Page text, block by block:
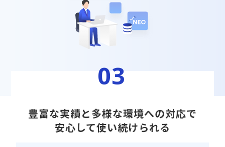
03
豊富な実績と多様な環境への対応で
安⼼して使い続けられる